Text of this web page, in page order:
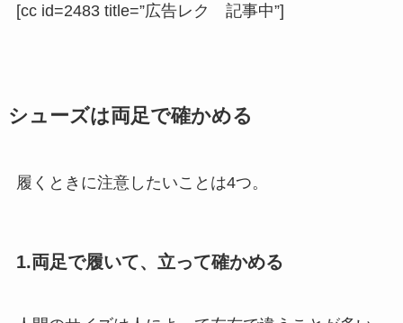
[cc id=2483 title=”広告レク 記事中”]
シューズは両足で確かめる
履くときに注意したいことは4つ。
1.両足で履いて、立って確かめる